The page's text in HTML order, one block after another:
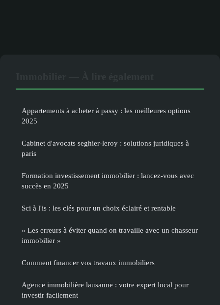
Appartements à acheter à passy : les meilleures options
2025
Cabinet d'avocats seghier-leroy : solutions juridiques à
paris
Formation investissement immobilier : lancez-vous avec
succès en 2025
Sci à l'is : les clés pour un choix éclairé et rentable
« Les erreurs à éviter quand on travaille avec un chasseur
immobilier »
Comment financer vos travaux immobiliers
Agence immobilière lausanne : votre expert local pour
investir facilement